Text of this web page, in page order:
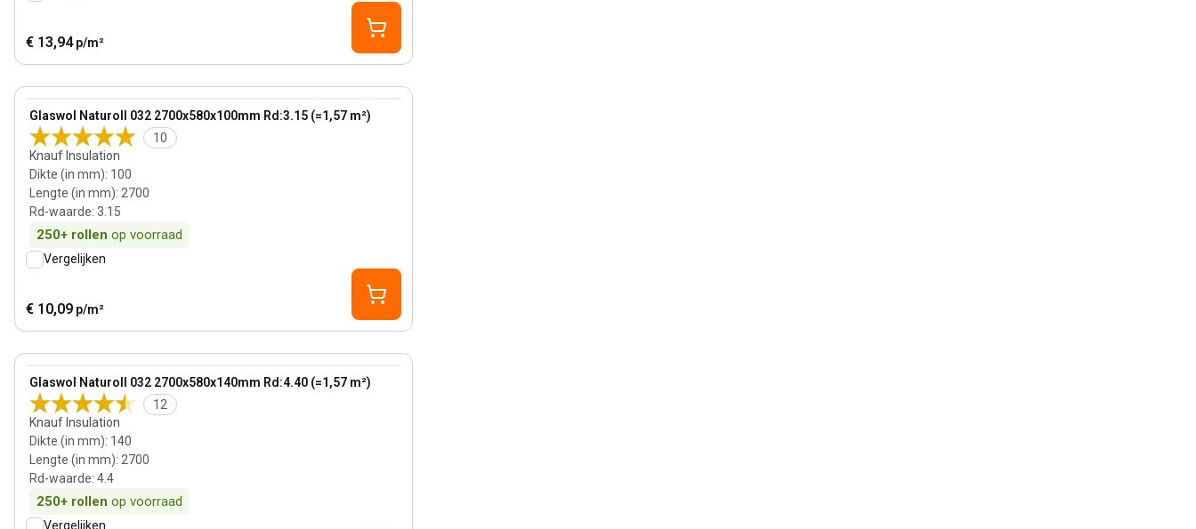
€ 13,94 p/m²
Glaswol Naturoll 032 2700x580x100mm Rd:3.15 (=1,57 m²)
10
Knauf Insulation
Dikte (in mm): 100
Lengte (in mm): 2700
Rd-waarde: 3.15
250+ rollen op voorraad
View product
Vergelijken
€ 10,09 p/m²
Glaswol Naturoll 032 2700x580x140mm Rd:4.40 (=1,57 m²)
12
Knauf Insulation
Dikte (in mm): 140
Lengte (in mm): 2700
Rd-waarde: 4.4
250+ rollen op voorraad
View product
Vergelijken